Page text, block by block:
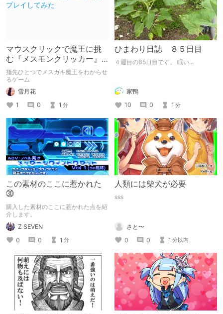
マウスクリックで魔王に挑
む『メスモンクリッカー』
体験版プレイしてみた
指先ひとつでメスガキ魔王をわからせ
るゲーム
雪月花
1
0 1 分
ひまわり日誌 ８５日目
４週目の85日目です。 眠い...
家鴨
10
0 1 分
この素材のここに惹かれた
㉚
購入した素材のここに惹かれた点を紹
介します。
Z SEVEN
0
0 1 分
人類には柴犬が必要
sss
さと〜
0
0 1 分以内